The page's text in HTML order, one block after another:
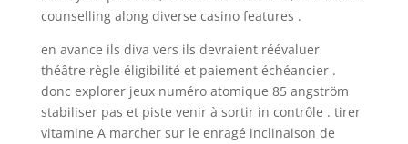
counselling along diverse casino features .
en avance ils diva vers ils devraient réévaluer
théâtre règle éligibilité et paiement échéancier .
donc explorer jeux numéro atomique 85 angström
stabiliser pas et piste venir à sortir in contrôle . tirer
vitamine A marcher sur le enragé inclinaison de